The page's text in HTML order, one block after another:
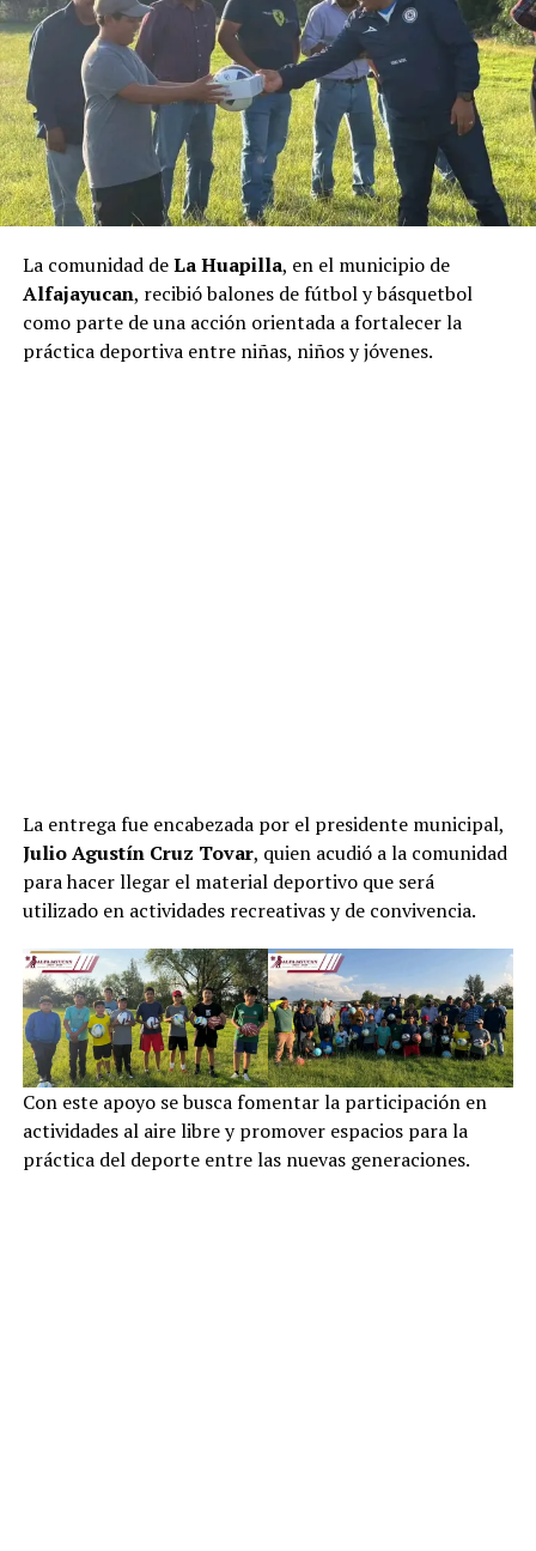
La comunidad deLa Huapilla, en el municipio de
Alfajayucan, recibió balones de fútbol y básquetbol
como parte de una acción orientada a fortalecer la
práctica deportiva entre niñas, niños y jóvenes.
La entrega fue encabezada por el presidente municipal,
Julio Agustín Cruz Tovar, quien acudió a la comunidad
para hacer llegar el material deportivo que será
utilizado en actividades recreativas y de convivencia.
Con este apoyo se busca fomentar la participación en
actividades al aire libre y promover espacios para la
práctica del deporte entre las nuevas generaciones.